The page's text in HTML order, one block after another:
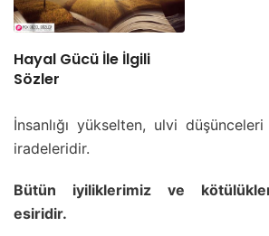
Hayal Gücü İle İlgili
Sözler
İnsanlığı yükselten, ulvi
iradeleridir.
Bütün iyiliklerimiz ve
esiridir.